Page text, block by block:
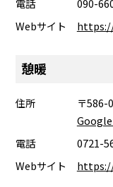
電話
090-
Webサイト
憩暖
住所
〒586-
Google
電話
0721-
Webサイト